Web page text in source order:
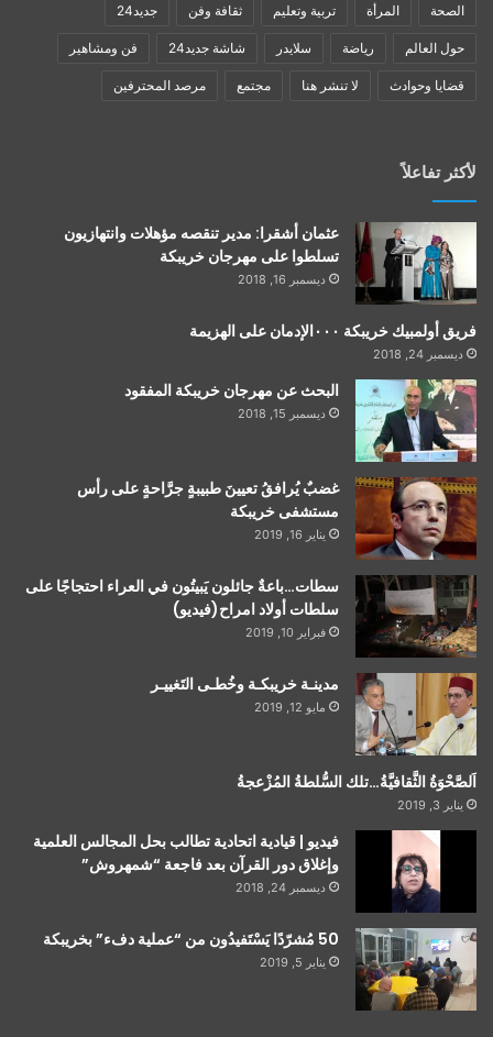
الصحة المرأة تربية وتعليم ثقافة وفن جديد24
حول العالم رياضة سلايدر شاشة جديد24 فن ومشاهير
قضايا وحوادث لا تنشر هنا مجتمع مرصد المحترفين
لأكثر تفاعلاً
عثمان أشقرا: مدير تنقصه مؤهلات وانتهازيون
تسلطوا على مهرجان خريبكة
ديسمبر 16, 2018
فريق أولمبيك خريبكة ٠٠٠الإدمان على الهزيمة
ديسمبر 24, 2018
البحث عن مهرجان خريبكة المفقود
ديسمبر 15, 2018
غضبٌ يُرافقُ تعيينَ طبيبةٍ جرَّاحةٍ على رأس
مستشفى خريبكة
يناير 16, 2019
سطات…باعةٌ جائلون يَبيتُون في العراء احتجاجًا على
سلطات أولاد امراح(فيديو)
فبراير 10, 2019
مدينـة خريبكـة وخُطـى التَغييـر
مايو 12, 2019
اَلصَّحْوَةُ الثَّقافيَّةُ…تلك السُّلطةُ المُزْعجةُ
يناير 3, 2019
فيديو | قيادية اتحادية تطالب بحل المجالس العلمية
وإغلاق دور القرآن بعد فاجعة “شمهروش”
ديسمبر 24, 2018
50 مُشرّدًا يَسْتَفيدُون من “عملية دفء” بخريبكة
يناير 5, 2019